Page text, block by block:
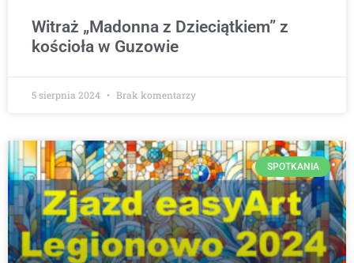
Witraż „Madonna z Dzieciątkiem” z
kościoła w Guzowie
5 sierpnia 2024 Brak komentarzy
SPOTKANIA